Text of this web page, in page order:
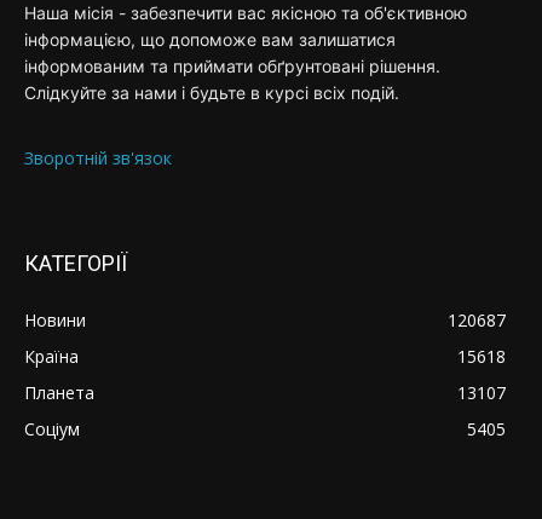
Наша місія - забезпечити вас якісною та об'єктивною
інформацією, що допоможе вам залишатися
інформованим та приймати обґрунтовані рішення.
Слідкуйте за нами і будьте в курсі всіх подій.
Зворотній зв'язок
КАТЕГОРІЇ
Новини
120687
Країна
15618
Планета
13107
Соціум
5405